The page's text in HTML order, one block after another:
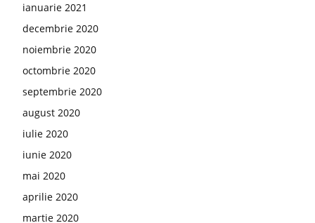
ianuarie 2021
decembrie 2020
noiembrie 2020
octombrie 2020
septembrie 2020
august 2020
iulie 2020
iunie 2020
mai 2020
aprilie 2020
martie 2020